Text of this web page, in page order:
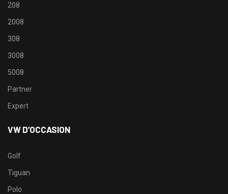
208
2008
308
3008
5008
Partner
Expert
VW D’OCCASION
Golf
Tiguan
Polo